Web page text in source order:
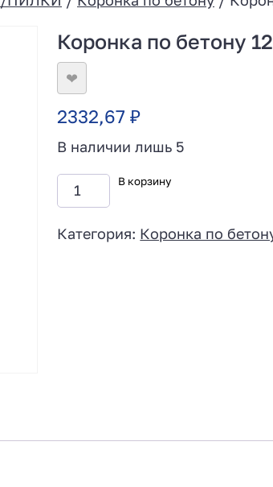
Коронка по бетону
❤
2332,67₽
В наличии лишь 5
В корзину
Категория: Коронка по